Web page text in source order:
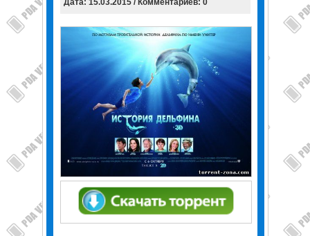
Дата: 15.03.2015 / Комментариев: 0